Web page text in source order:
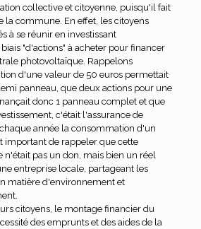
collective et citoyenne, puisqu'il fait
la commune. En effet, les citoyens
à se réunir en investissant
"d'actions" à acheter pour financer
photovoltaïque. Rappelons
d'une valeur de 50 euros permettait
panneau, que deux actions pour une
donc 1 panneau complet et que
c'était l'assurance de
année la consommation d'un
important de rappeler que cette
pas un don, mais bien un réel
entreprise locale, partageant les
matière d'environnement et
citoyens, le montage financier du
des emprunts et des aides de la